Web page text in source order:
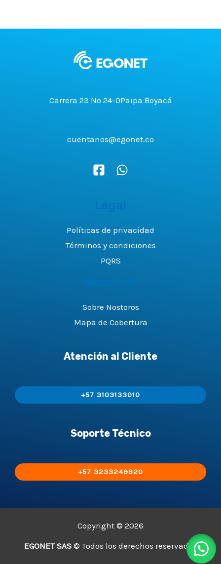
Carrera 23 No 24-0Paipa Boyacá
cuentanos@egonet.co
Políticas de privacidad
Términos y condiciones
PQRS
Nosotros
Sobre Nostoros
Mapa de Cobertura
Atención al Cliente
+57 3103133010
Soporte Técnico
+57 3233249920
Copyright © 2026
EGONET SAS © Todos los derechos reservados